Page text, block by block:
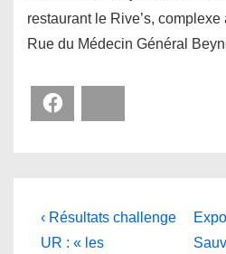
restaurant le Rive’s, complexe
Rue du Médecin Général
Navigation
de
Previous
Post
‹ Résultats challenge
UR : « les
Next
Post